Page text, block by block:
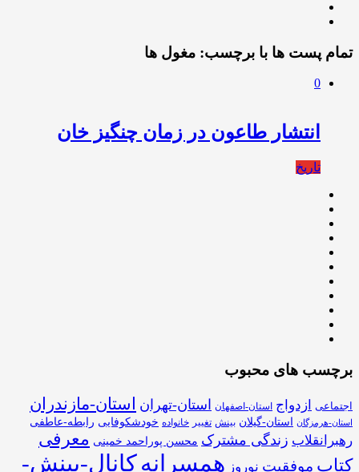
تمام پست ها با برچسب: مغول ها
0
انتشار طاعون در زمان چنگیز خان
تاریخ
برچسب های محبوب
اجتماعی ازدواج استان-اصفهان استان-تهران استان-مازندران
استان-هرمزگان استان-گیلان بینش تغییر خانواده خودشکوفایی رابطه-عاطفی
رهبرانقلاب زندگی مشترک محسن پوراحمد خمینی معرفی
کتاب موفقیت نوروز همسرانهکانال-بینش-